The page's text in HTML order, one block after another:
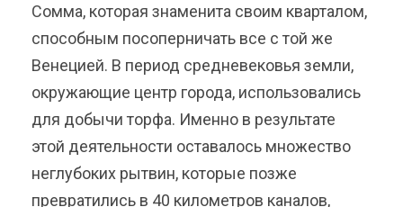
Сомма, которая знаменита своим кварталом,
способным посоперничать все с той же
Венецией. В период средневековья земли,
окружающие центр города, использовались
для добычи торфа. Именно в результате
этой деятельности оставалось множество
неглубоких рытвин, которые позже
превратились в 40 километров каналов,